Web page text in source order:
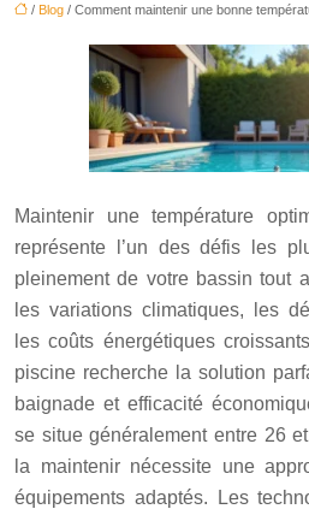
/ Blog / Comment maintenir une bonne
Maintenir une température
représente l’un des défis les
pleinement de votre bassin tout
les variations climatiques, les
les coûts énergétiques
piscine recherche la solution
baignade et efficacité
se situe généralement entre 26
la maintenir nécessite une
équipements adaptés. Les